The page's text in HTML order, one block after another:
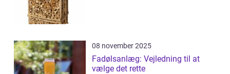
08 november 2025
Fadølsanlæg: Vejledning til at
vælge det rette